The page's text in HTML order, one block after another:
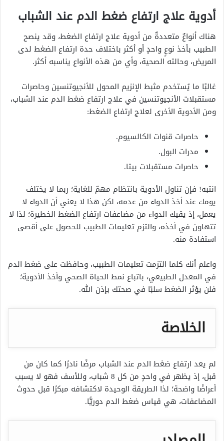
أدوية علاج ارتفاع ضغط الدم عند الشباب
هناك أنواعٌ متعددةٌ من أدوية علاج ارتفاع الضغط، وقد ينصح
الطبيب بأخذ نوعٍ واحدٍ أو أكثر باختلاف حدة ارتفاع الضغط لدى
المريض، وحالته الصحية، وأي من هذه الأنواع يناسبه أكثر.
غالبًا ما يُستخدم مثبط الإنزيم المحول للأنجيوتنسين وحاصرات
مستقبلات الأنجيوتنسين في علاج ارتفاع ضغط الدم عند الشباب،
ومن الأدوية الأخرى لعلاج ارتفاع الضغط:
حاصرات قنوات الكالسيوم.
مدرات البول.
حاصرات مستقبلات بيتا.
انتبه! فإن تناول الأدوية بانتظام مهمٌ للغاية؛ ربما لا يختلف
يومك عند أخذ الدواء من عدمه، لكن هذا لا يعني أن الدواء لا
يعمل، إذ يقيك الدواء من مضاعفات ارتفاع الضغط الخطيرة؛ لذا لا
تتهاون في أخذه، والتزم تعليمات الطبيب للحصول على أقصى
استفادة منه.
واعلم أنك كلما التزمت تعليمات الطبيب، وحافظت على ضغط الدم
في المعدل الطبيعي، باتباع نمط الحياة الصحي وأخذ الأدوية؛
فلن يؤثر الضغط سلبًا في صحتك بإذن الله.
الخلاصة
لم يعد ارتفاع ضغط الدم عند الشباب مرضًا نادرًا كما كان من
قبل، إذ يظهر في واحدٍ من كل 8 شباب، وللأسف فهو لا يسبب
أعراضًا واضحة؛ لذا الطريقة الوحيدة لاكتشافه مبكرًا قبل حدوث
المضاعفات، هي قياس ضغط الدم دوريًّا.